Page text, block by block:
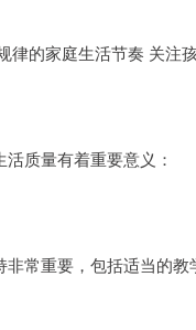
律的家庭生活节奏 关注
质量有着重要意义：
常重要，包括适当的教